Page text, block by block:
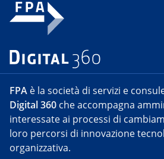
FPA è la società di servizi e
Digital 360 che accompagna
interessate ai processi di
loro percorsi di innovazione
organizzativa.